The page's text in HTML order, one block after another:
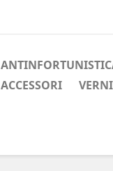
ACCESSORI